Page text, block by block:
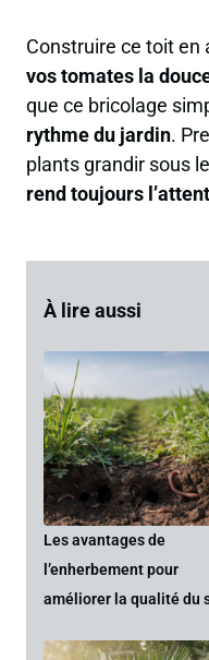
Construire ce toit en
vos tomates la
que ce bricolage
rythme du jardin.
plants grandir sous
rend toujours
À lire aussi
Les avantages de
l’enherbement pour
améliorer la qualité du